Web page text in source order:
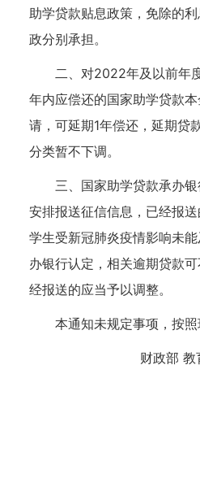
助学贷款贴息政策，免除的
政分别承担。
二、对2022年及以前年
年内应偿还的国家助学贷款
请，可延期1年偿还，延期贷
分类暂不下调。
三、国家助学贷款承办
安排报送征信信息，已经报
学生受新冠肺炎疫情影响未
办银行认定，相关逾期贷款
经报送的应当予以调整。
本通知未规定事项，按照
财政部